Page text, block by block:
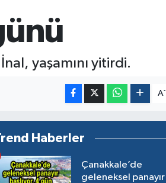
yaşamını yitirdi.
A-
Haberler
Çanakkale’de
geleneksel panayır